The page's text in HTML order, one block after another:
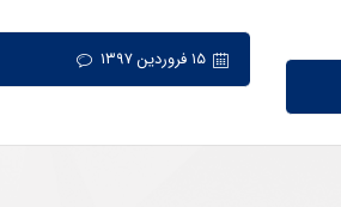
۱۵ فروردین ۱۳۹۷